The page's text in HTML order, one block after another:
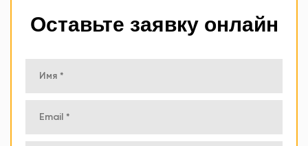
Оставьте заявку онлайн